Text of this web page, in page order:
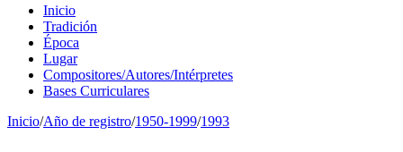
Inicio
Tradición
Época
Lugar
Compositores/Autores/Intérpretes
Bases Curriculares
Inicio/Año de registro/1950-1999/1993